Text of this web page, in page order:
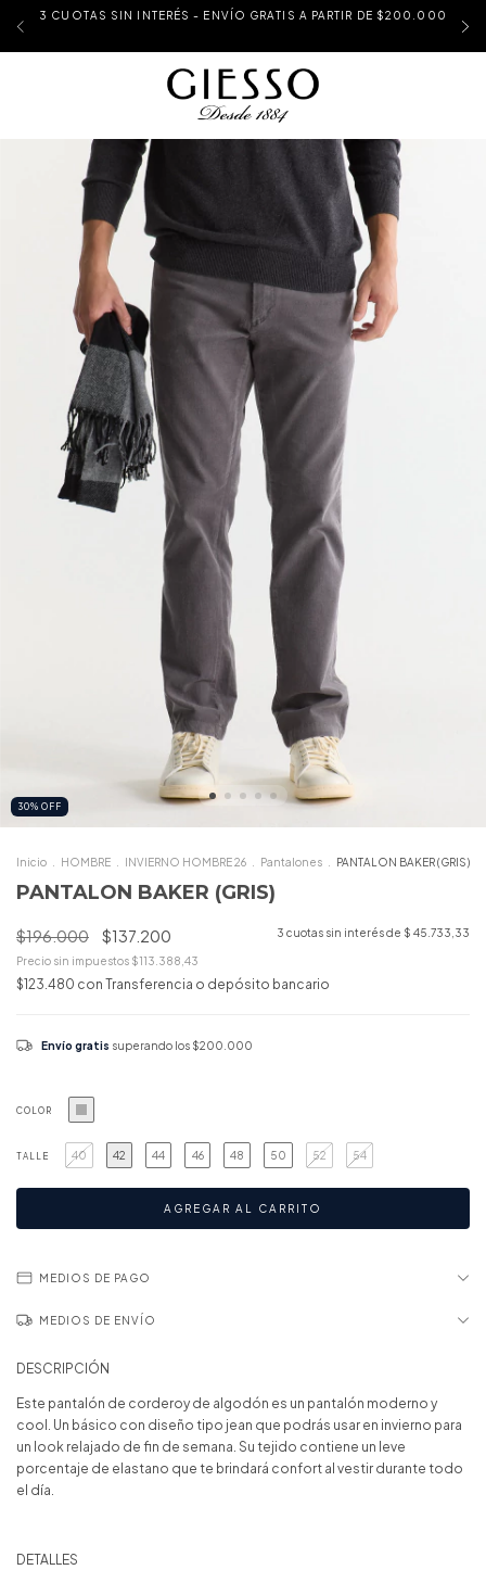
3 CUOTAS SIN INTERÉS - ENVÍO GRATIS A PARTIR DE $200.000
30% OFF
Inicio HOMBRE INVIERNO HOMBRE 26 Pantalones PANTALON BAKER (GRIS)
PANTALON BAKER (GRIS)
$196.000 $137.200 3 cuotas sin interés de $ 45.733,33
Precio sin impuestos $113.388,43
$123.480 con Transferencia o depósito bancario
Envío gratis superando los $200.000
COLOR
TALLE 40 42 44 46 48 50 52 54
MEDIOS DE PAGO
MEDIOS DE ENVÍO
DESCRIPCIÓN
Este pantalón de corderoy de algodón es un pantalón moderno y
cool. Un básico con diseño tipo jean que podrás usar en invierno para
un look relajado de fin de semana. Su tejido contiene un leve
porcentaje de elastano que te brindará confort al vestir durante todo
el día.
DETALLES